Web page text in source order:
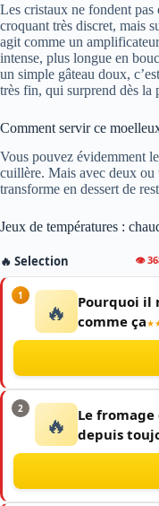
Les cristaux ne fondent
croquant très discret, mais
agit comme un
intense, plus longue en
un simple gâteau doux,
très fin, qui surprend dès la
Comment servir ce
Vous pouvez évidemment
cuillère. Mais avec deux ou
transforme en dessert de
Jeux de températures :
🔥 Selection 👁
1
🔥
Pourquoi il
comme ça
2
🔥
Le fromage
depuis